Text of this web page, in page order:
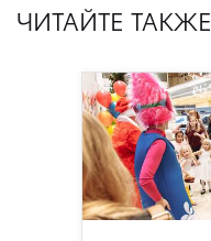
ЧИТАЙТЕ ТАКЖЕ